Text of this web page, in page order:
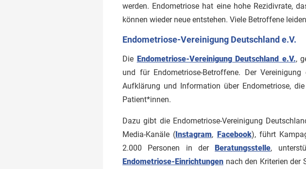
werden. Endometriose hat eine hohe Rezidivrate,
können wieder neue entstehen. Viele Betroffene
Endometriose-Vereinigung Deutschland e.V.
Die Endometriose-Vereinigung Deutschland e.V.,
und für Endometriose-Betroffene. Der
Aufklärung und Information über Endometriose,
Patient*innen.
Dazu gibt die Endometriose-Vereinigung
Media-Kanäle (Instagram, Facebook), führt
2.000 Personen in derBeratungsstelle,
Endometriose-Einrichtungen nach den Kriterien